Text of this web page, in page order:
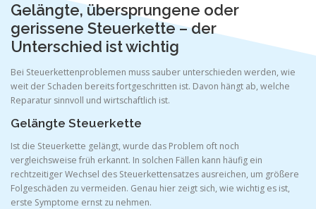
Gelängte, übersprungene oder
gerissene Steuerkette – der
Unterschied ist wichtig
Bei Steuerkettenproblemen muss sauber unterschieden werden, wie
weit der Schaden bereits fortgeschritten ist. Davon hängt ab, welche
Reparatur sinnvoll und wirtschaftlich ist.
Gelängte Steuerkette
Ist die Steuerkette gelängt, wurde das Problem oft noch
vergleichsweise früh erkannt. In solchen Fällen kann häufig ein
rechtzeitiger Wechsel des Steuerkettensatzes ausreichen, um größere
Folgeschäden zu vermeiden. Genau hier zeigt sich, wie wichtig es ist,
erste Symptome ernst zu nehmen.